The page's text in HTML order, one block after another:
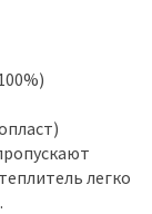
легко